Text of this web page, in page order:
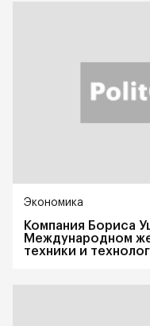
Экономика
Компания Бориса
Международном
техники и